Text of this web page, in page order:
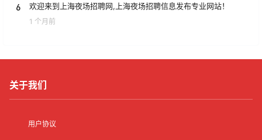
6 欢迎来到上海夜场招聘网,上海夜场招聘信息发布专业网站！
1 个月前
关于我们
用户协议